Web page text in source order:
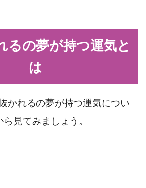
るの夢が持つ運気と
は
かれるの夢が持つ運気につい
見てみましょう。